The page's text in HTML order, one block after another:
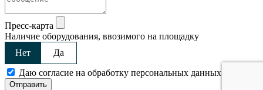
Пресс-карта
Наличие оборудования, ввозимого на площадку
Нет
Да
Даю согласие на обработку персональных данных
Отправить